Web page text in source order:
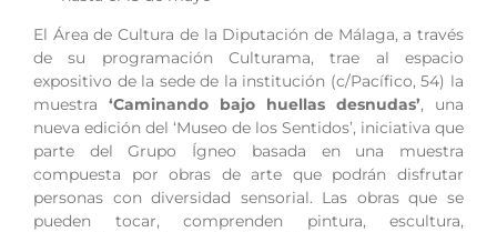
El Área de Cultura de la Diputación de Málaga, a través
de su programación Culturama, trae al espacio
expositivo de la sede de la institución (c/Pacífico, 54) la
muestra ‘Caminando bajo huellas desnudas’, una
nueva edición del ‘Museo de los Sentidos’, iniciativa que
parte del Grupo Ígneo basada en una muestra
compuesta por obras de arte que podrán disfrutar
personas con diversidad sensorial. Las obras que se
pueden tocar, comprenden pintura, escultura,